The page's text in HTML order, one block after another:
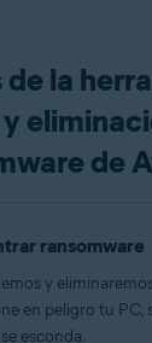
de la
de
ransomware
y
en peligro tu PC,
esconda.